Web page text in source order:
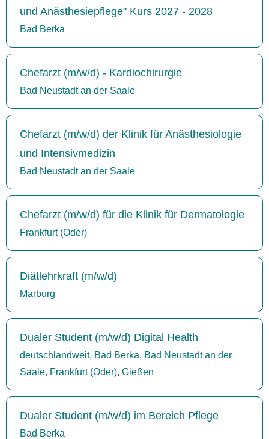
und Anästhesiepflege" Kurs 2027 - 2028
Bad Berka
Chefarzt (m/w/d) - Kardiochirurgie
Bad Neustadt an der Saale
Chefarzt (m/w/d) der Klinik für Anästhesiologie
und Intensivmedizin
Bad Neustadt an der Saale
Chefarzt (m/w/d) für die Klinik für Dermatologie
Frankfurt (Oder)
Diätlehrkraft (m/w/d)
Marburg
Dualer Student (m/w/d) Digital Health
deutschlandweit, Bad Berka, Bad Neustadt an der
Saale, Frankfurt (Oder), Gießen
Dualer Student (m/w/d) im Bereich Pflege
Bad Berka